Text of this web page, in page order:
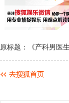
原标题：《产科男医